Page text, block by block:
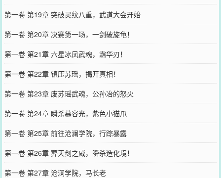
第一卷 第19章 突破灵纹八重，武道大会开始
第一卷 第20章 决赛第一场，一剑破旋龟！
第一卷 第21章 六星冰凤武魂，霜华刃！
第一卷 第22章 镇压苏瑶，揭开真相！
第一卷 第23章 废苏瑶武魂，公孙冶的怒火
第一卷 第24章 瞬杀慕容光，紫色小猫爪
第一卷 第25章 前往沧澜学院，行踪暴露
第一卷 第26章 葬天剑之威，瞬杀造化境！
第一卷 第27章 沧澜学院，马长老